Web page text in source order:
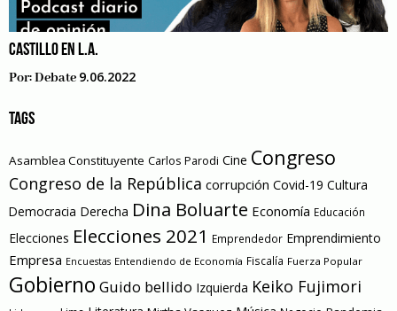
CASTILLO EN L.A.
Por:Debate 9.06.2022
TAGS
Asamblea Constituyente Carlos Parodi Cine Congreso
Congreso de la República corrupción Covid-19 Cultura
Democracia Derecha Dina Boluarte Economía Educación
Elecciones Elecciones 2021 Emprendedor Emprendimiento
Empresa Encuestas Entendiendo de Economía Fiscalía Fuerza Popular
Gobierno Guido bellido Izquierda Keiko Fujimori